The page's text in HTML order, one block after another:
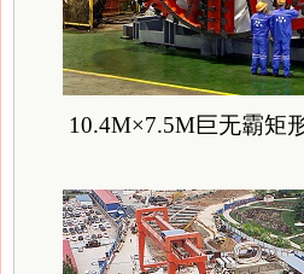
10.4M×7.5M巨无霸矩